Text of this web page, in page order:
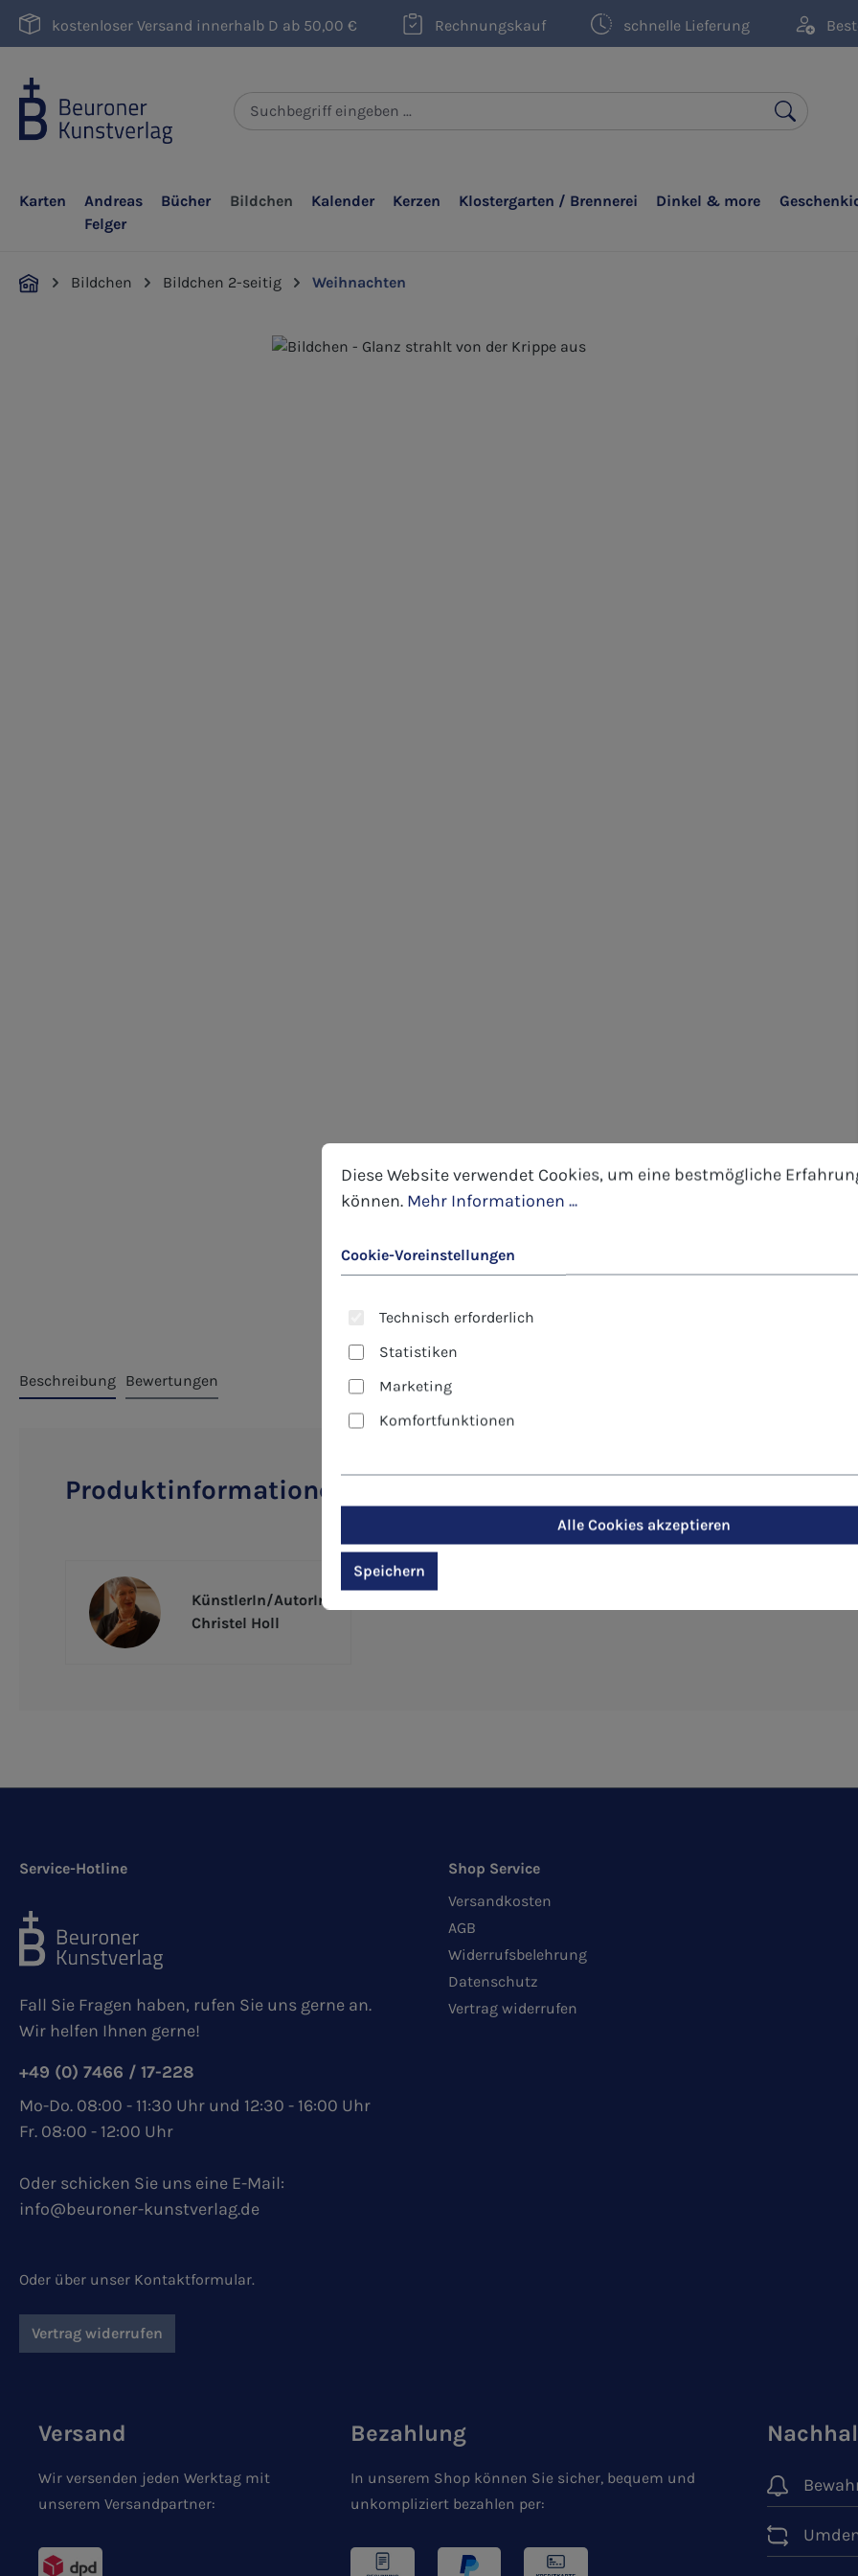
Hauptinhalt springen
Zur Suche springen
Zur Hauptnavigation springen
kostenloser Versand innerhalb D ab 50,00 € Rechnungskauf schnelle Lieferung
Karten
Andreas
Felger
Bücher Bildchen Kalender Kerzen Klostergarten / Brennerei Dinkel & more
Bildchen Bildchen 2-seitig Weihnachten
Beschreibung Bewertungen
Produktinformationen "Bildchen - Glanz strahlt von der
KünstlerIn/AutorIn
Christel Holl
Service-Hotline
Fall Sie Fragen haben, rufen Sie uns gerne an.
Wir helfen Ihnen gerne!
+49 (0) 7466 / 17-228
Mo-Do. 08:00 - 11:30 Uhr und 12:30 - 16:00 Uhr
Fr. 08:00 - 12:00 Uhr
Oder schicken Sie uns eine E-Mail:
info@beuroner-kunstverlag.de
Oder über unser Kontaktformular.
Vertrag widerrufen
Shop Service
Versandkosten
AGB
Widerrufsbelehrung
Datenschutz
Vertrag widerrufen
Versand
Wir versenden jeden Werktag mit
unserem Versandpartner:
Bezahlung
In unserem Shop können Sie sicher, bequem und
unkompliziert bezahlen per:
Cookie-Voreinstellungen
Diese Website verwendet Cookies, um eine bestmögliche Erfahrung
Diese Website verwendet Cookies, um eine bestmögliche
können. Mehr Informationen ...
Cookie-Voreinstellungen
Technisch erforderlich
Statistiken
Marketing
Komfortfunktionen
Alle Cookies akzeptieren
Speichern